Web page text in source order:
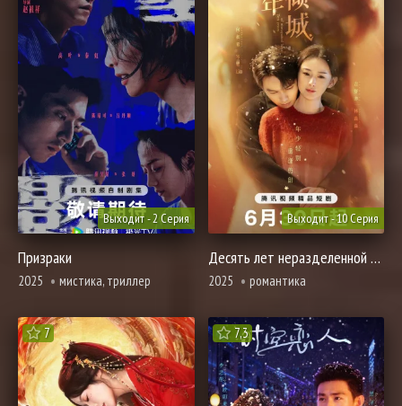
Выходит - 2 Серия
Призраки
2025 мистика, триллер
Выходит - 10 Серия
Десять лет неразделенной любви
2025 романтика
7 7,3